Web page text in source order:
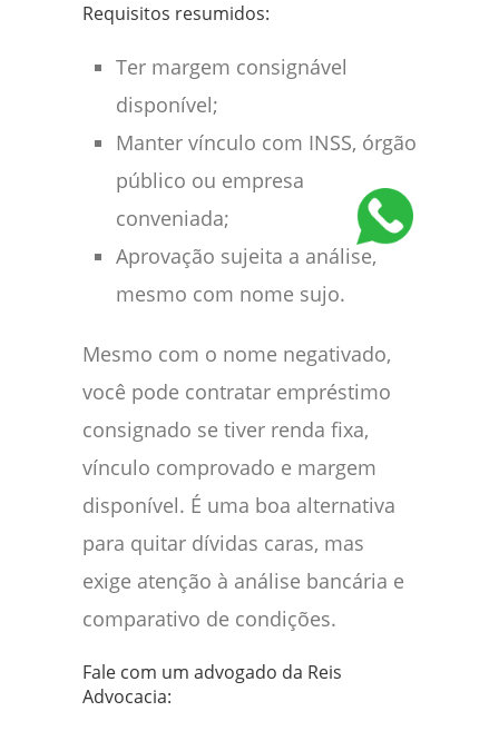
Requisitos resumidos:
Ter margem consignável
disponível;
Manter vínculo com INSS, órgão
público ou empresa
conveniada;
Aprovação sujeita a análise,
mesmo com nome sujo.
Mesmo com o nome negativado,
você pode contratar empréstimo
consignado se tiver renda fixa,
vínculo comprovado e margem
disponível. É uma boa alternativa
para quitar dívidas caras, mas
exige atenção à análise bancária e
comparativo de condições.
Fale com um advogado da Reis
Advocacia: